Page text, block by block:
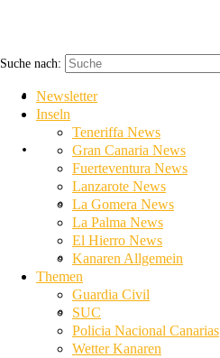
Newsletter
Inseln
Teneriffa News
Gran Canaria News
Fuerteventura News
Suche nach:
Newsletter
Inseln
Teneriffa News
Gran Canaria News
Fuerteventura News
Lanzarote News
La Gomera News
La Palma News
El Hierro News
Kanaren Allgemein
Themen
Guardia Civil
SUC
Policia Nacional Canarias
Wetter Kanaren